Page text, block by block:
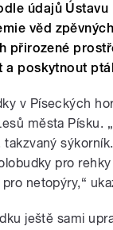
údajů
věd
přirozené
a poskytnout
v Píseckých
města Písku.
takzvaný
pro
netopýry,“
ještě sami